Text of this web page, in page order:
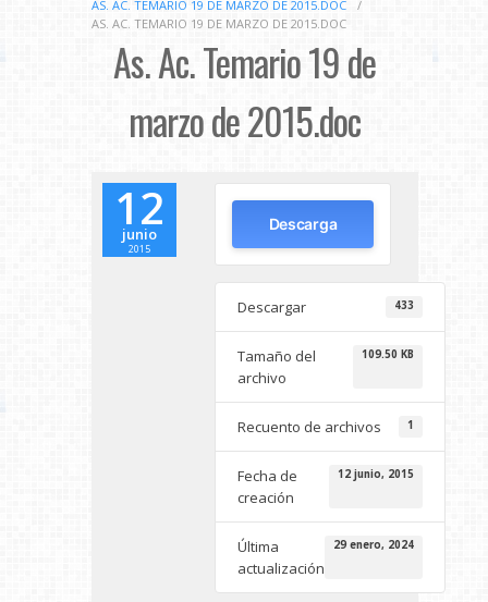
AS. AC. TEMARIO 19 DE MARZO DE 2015.DOC
/
AS. AC. TEMARIO 19 DE MARZO DE 2015.DOC
As. Ac. Temario 19 de
marzo de 2015.doc
12
junio
2015
Descarga
Descargar 433
Tamaño del
archivo
109.50 KB
Recuento de archivos 1
Fecha de
creación
12 junio, 2015
Última
actualización
29 enero, 2024